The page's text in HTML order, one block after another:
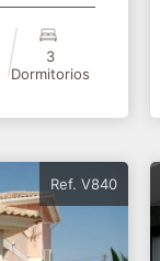
3
Dormitorios
Ref. V840